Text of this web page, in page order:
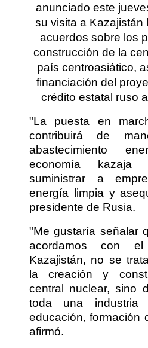
anunciado este
su visita a Kazajistán
acuerdos sobre los
construcción de la
país centroasiático,
financiación del
crédito estatal ruso
"La puesta en
contribuirá de
abastecimiento
economía
suministrar a
energía limpia y
presidente de Rusia.
"Me gustaría señalar
acordamos con
Kazajistán, no se
la creación y
central nuclear, sino
toda una
educación, formación
afirmó.